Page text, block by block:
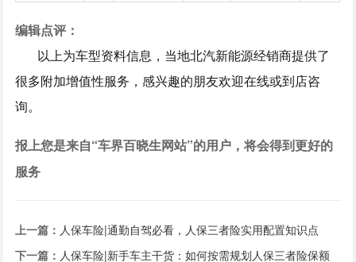
编辑点评：
以上为车型资料信息，当地北汽新能源经销商提供了
很多附加增值性服务，感兴趣的朋友欢迎在线或到店咨
询。
报上您是来自“车界百晓生网站”的用户，将会得到更好的
服务
上一篇： 人保车险|通勤自驾必看，人保三者险实用配置知识点
下一篇： 人保车险|新手车主干货：如何按需规划人保三者险保额